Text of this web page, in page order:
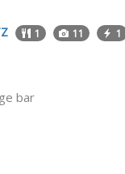
1 11 1
bar